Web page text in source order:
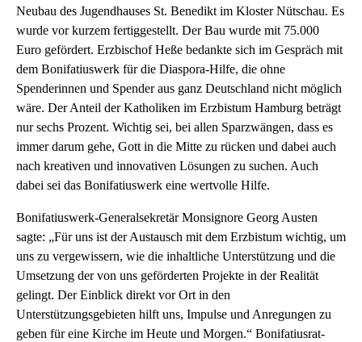
Neubau des Jugendhauses St. Benedikt im Kloster Nütschau. Es
wurde vor kurzem fertiggestellt. Der Bau wurde mit 75.000
Euro gefördert. Erzbischof Heße bedankte sich im Gespräch mit
dem Bonifatiuswerk für die Diaspora-Hilfe, die ohne
Spenderinnen und Spender aus ganz Deutschland nicht möglich
wäre. Der Anteil der Katholiken im Erzbistum Hamburg beträgt
nur sechs Prozent. Wichtig sei, bei allen Sparzwängen, dass es
immer darum gehe, Gott in die Mitte zu rücken und dabei auch
nach kreativen und innovativen Lösungen zu suchen. Auch
dabei sei das Bonifatiuswerk eine wertvolle Hilfe.
Bonifatiuswerk-Generalsekretär Monsignore Georg Austen
sagte: „Für uns ist der Austausch mit dem Erzbistum wichtig, um
uns zu vergewissern, wie die inhaltliche Unterstützung und die
Umsetzung der von uns geförderten Projekte in der Realität
gelingt. Der Einblick direkt vor Ort in den
Unterstützungsgebieten hilft uns, Impulse und Anregungen zu
geben für eine Kirche im Heute und Morgen.“ Bonifatiusrat-